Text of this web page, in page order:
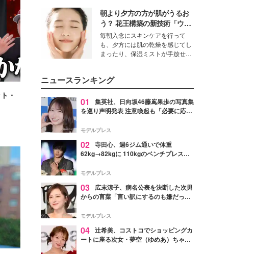
・
ニオン好き”という共通点を持つモ
デルの宮城舞と島村雄大の特別対
談をお届け！それぞれの視点か
ら、今作ならではの魅力や予想外
の感動をもたらす奥深いストーリ
ーについて熱く語り合ってもらっ
朝より夕方の方が肌がうるお
う？ 花王構築の新技術「ウォ
ーターキャプチャリングスキ
ン（捕水肌）」がスキンケア
の常識を変える予感
毎朝入念にスキンケアを行って
も、夕方には肌の乾燥を感じてし
まったり、保湿ミストが手放せな
性を秘めた、革新的な「Water
Capturing Skin（ウォーターキャ
プチャリングスキン：捕水肌）」
技術を、花王が構築した。
ニュースランキング
01
集英社、日向坂46藤嶌果歩の写真集
を巡り声明発表 注意喚起も「必要に応じ
モデルプレス
02 寺田心、週6ジム通いで体重
62kg→82kgに 110kgのベンチプレス持
「かっこいい」と反響
モデルプレス
03
広末涼子、病名公表を決断した次男
からの言葉「言い訳にするのも嫌だっ
モデルプレス
04 辻希美、コストコでショッピングカ
ートに座る次女・夢空（ゆめあ）ちゃん